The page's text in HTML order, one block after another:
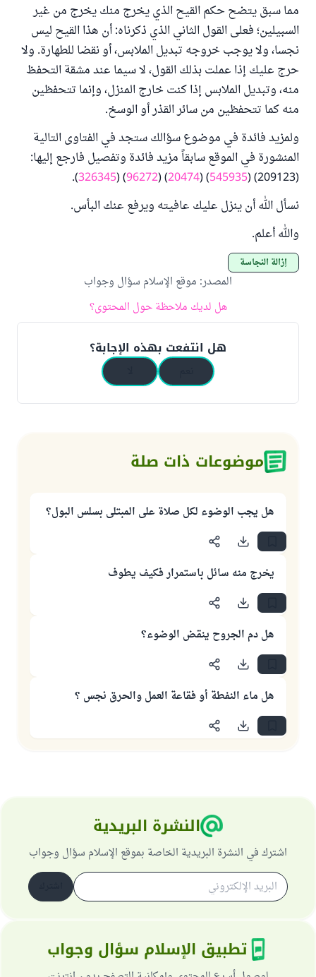
مما سبق يتضح حكم القيح الذي يخرج منك يخرج من غير
السبيلين؛ فعلى القول الثاني الذي ذكرناه: أن هذا القيح ليس
نجسا، ولا يوجب خروجه تبديل الملابس، أو نقضا للطهارة. ولا
حرج عليك إذا عملت بذلك القول، لا سيما عند مشقة التحفظ
منه، وتبديل الملابس إذا كنت خارج المنزل، وإنما تتحفظين
منه كما تتحفظين من سائر القذر أو الوسخ.
ولمزيد فائدة في موضوع سؤالك ستجد في الفتاوى التالية
المنشورة في الموقع سابقاً مزيد فائدة وتفصيل فارجع إليها:
(209123) (
545935
) (
20474
) (
96272
) (
326345
).
نسأل الله أن ينزل عليك عافيته ويرفع عنك البأس.
والله أعلم.
إزالة النجاسة
المصدر: موقع الإسلام سؤال وجواب
هل لديك ملاحظة حول المحتوى؟
هل انتفعت بهذه الإجابة؟
موضوعات ذات صلة
هل يجب الوضوء لكل صلاة على المبتلى بسلس البول؟
يخرج منه سائل باستمرار فكيف يطوف
هل دم الجروح ينقض الوضوء؟
هل ماء النفطة أو فقاعة العمل والحرق نجس ؟
النشرة البريدية
اشترك في النشرة البريدية الخاصة بموقع الإسلام سؤال وجواب
تطبيق الإسلام سؤال وجواب